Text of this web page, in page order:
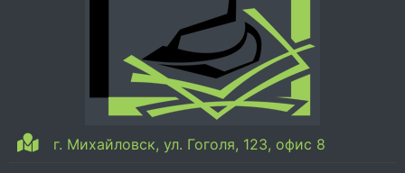
г. Михайловск, ул. Гоголя, 123, офис 8